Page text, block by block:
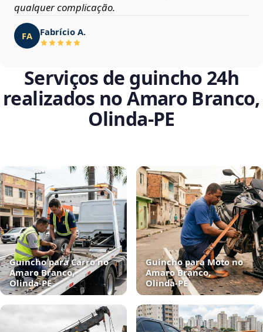
qualquer complicação.
FA Fabrício A.
Serviços de guincho 24h
realizados no Amaro Branco,
Olinda‑PE
Guincho para Carro no
Amaro Branco,
Olinda‑PE
Guincho para Moto no
Amaro Branco,
Olinda‑PE